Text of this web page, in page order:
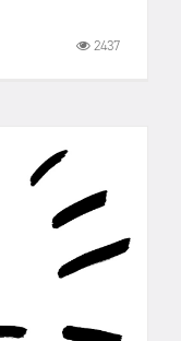
2437